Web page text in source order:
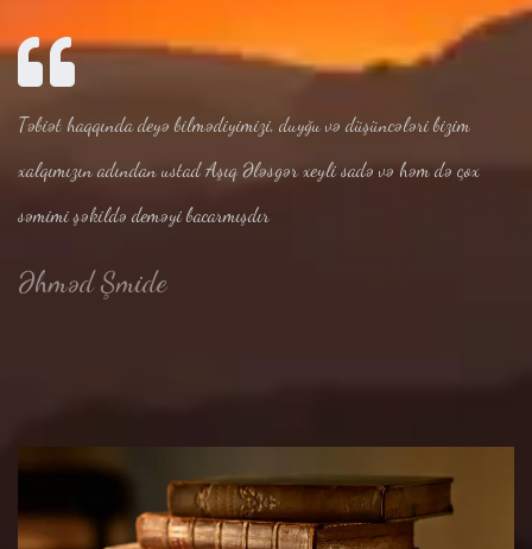
Təbiət haqqında deyə bilmədiyimizi, duyğu və düşüncələri bizim
xalqımızın adından ustad Aşıq Ələsgər xeyli sadə və həm də çox
səmimi şəkildə deməyi bacarmışdır
Əhməd Şmide